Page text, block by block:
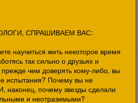
СПРАШИВАЕМ ВАС:
научиться жить некоторое время
так сильно о друзьях и
чем доверять кому-либо, вы
испытания? Почему вы не
наконец, почему звезды сделали
и неотразимыми?